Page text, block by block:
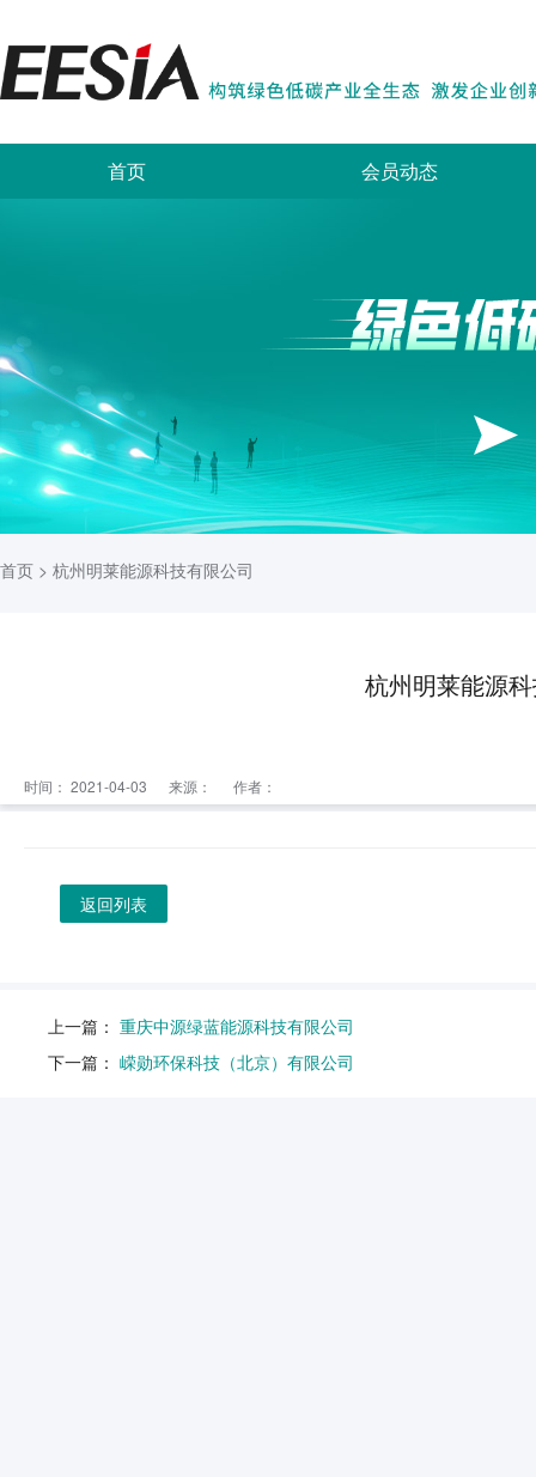
首页 会员动态
首页 > 杭州明莱能源科技有限公司
杭州明莱能源
时间： 2021-04-03 来源： 作者：
返回列表
上一篇： 重庆中源绿蓝能源科技有限公司
下一篇： 嵘勋环保科技（北京）有限公司